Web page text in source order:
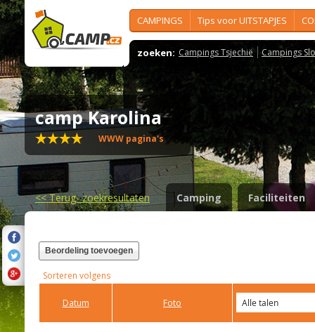
CAMPINGS Tips voor UITSTAPJES
zoeken: Campings Tsjechië Campings
camp Karolina
WWW pagina's
<<Terug- zoekresultaten Camping Faciliteiten
Beordeling toevoegen
Sorteren volgens
Datum Foto